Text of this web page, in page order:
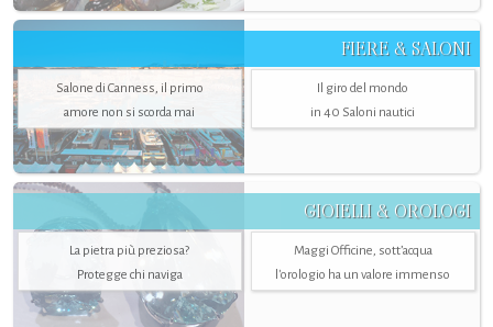
FIERE & SALONI
Salone di Canness, il primo
amore non si scorda mai
Il giro del mondo
in 40 Saloni nautici
GIOIELLI & OROLOGI
La pietra più preziosa?
Protegge chi naviga
Maggi Officine, sott’acqua
l'orologio ha un valore immenso